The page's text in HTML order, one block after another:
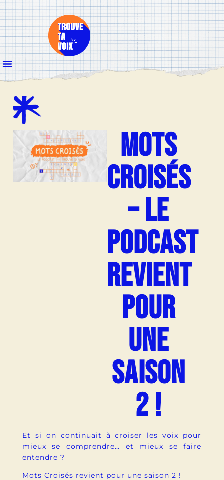
MOTS
CROISÉS
– LE
PODCAST
REVIENT
POUR
UNE
SAISON
2 !
Et si on continuait à croiser les voix pour
mieux se comprendre… et mieux se faire
entendre ?
Mots Croisés revient pour une saison 2 !